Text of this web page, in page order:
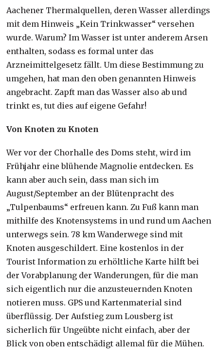
Aachener Thermalquellen, deren Wasser allerdings
mit dem Hinweis „Kein Trinkwasser“ versehen
wurde. Warum? Im Wasser ist unter anderem Arsen
enthalten, sodass es formal unter das
Arzneimittelgesetz fällt. Um diese Bestimmung zu
umgehen, hat man den oben genannten Hinweis
angebracht. Zapft man das Wasser also ab und
trinkt es, tut dies auf eigene Gefahr!
Von Knoten zu Knoten
Wer vor der Chorhalle des Doms steht, wird im
Frühjahr eine blühende Magnolie entdecken. Es
kann aber auch sein, dass man sich im
August/September an der Blütenpracht des
„Tulpenbaums“ erfreuen kann. Zu Fuß kann man
mithilfe des Knotensystems in und rund um Aachen
unterwegs sein. 78 km Wanderwege sind mit
Knoten ausgeschildert. Eine kostenlos in der
Tourist Information zu erhöltliche Karte hilft bei
der Vorabplanung der Wanderungen, für die man
sich eigentlich nur die anzusteuernden Knoten
notieren muss. GPS und Kartenmaterial sind
überflüssig. Der Aufstieg zum Lousberg ist
sicherlich für Ungeübte nicht einfach, aber der
Blick von oben entschädigt allemal für die Mühen.